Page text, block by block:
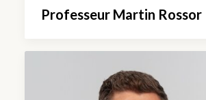
Professeur Martin Rossor